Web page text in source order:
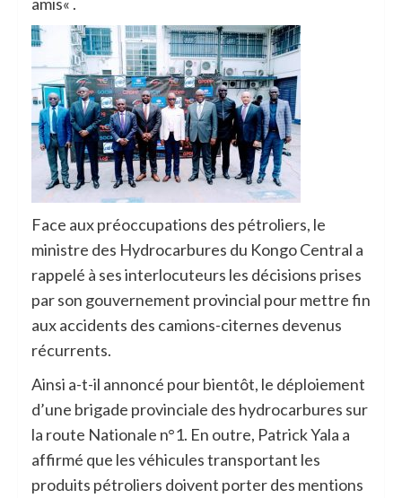
Face aux préoccupations des pétroliers, le
ministre des Hydrocarbures du Kongo Central a
rappelé à ses interlocuteurs les décisions prises
par son gouvernement provincial pour mettre fin
aux accidents des camions-citernes devenus
récurrents.
Ainsi a-t-il annoncé pour bientôt, le déploiement
d’une brigade provinciale des hydrocarbures sur
la route Nationale n°1. En outre, Patrick Yala a
affirmé que les véhicules transportant les
produits pétroliers doivent porter des mentions